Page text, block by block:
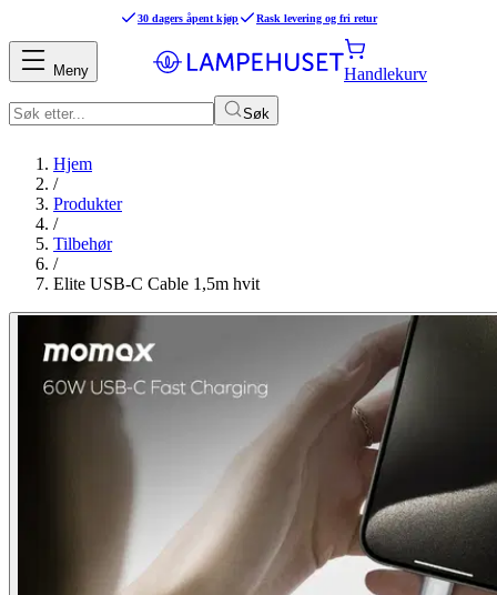
30 dagers åpent kjøp Rask levering og fri retur
Søk
Handlekurv
Meny
Hjem
/
Produkter
/
Tilbehør
/
Elite USB-C Cable 1,5m hvit